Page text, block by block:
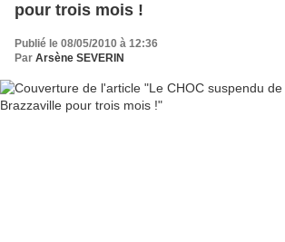
pour trois mois !
Publié le 08/05/2010 à 12:36
Par Arsène SEVERIN